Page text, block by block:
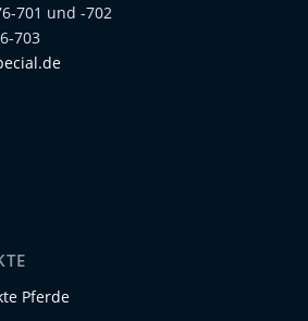
701 und -702
703
Pferde